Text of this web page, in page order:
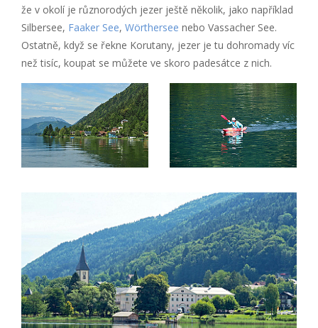
že v okolí je různorodých jezer ještě několik, jako například
Silbersee, Faaker See, Wörthersee nebo Vassacher See.
Ostatně, když se řekne Korutany, jezer je tu dohromady víc
než tisíc, koupat se můžete ve skoro padesátce z nich.